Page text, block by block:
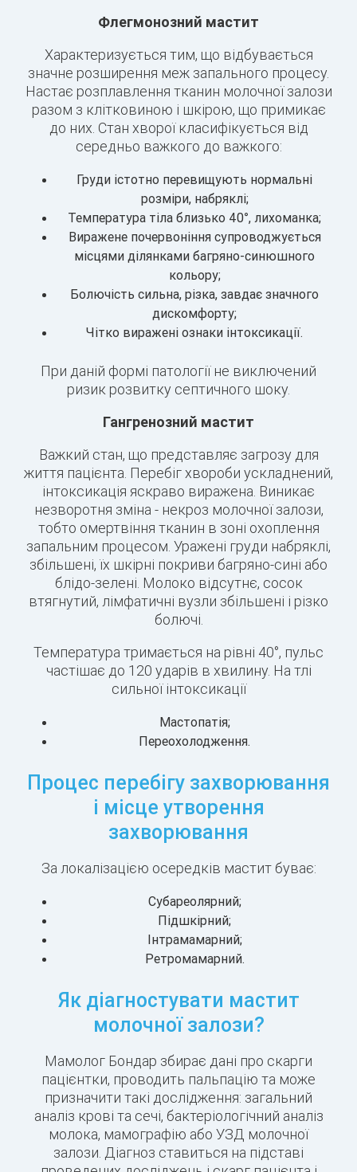
Флегмонозний мастит
Характеризується тим, що відбувається
значне розширення меж запального процесу.
Настає розплавлення тканин молочної залози
разом з клітковиною і шкірою, що примикає
до них. Стан хворої класифікується від
середньо важкого до важкого:
Груди істотно перевищують нормальні
розміри, набряклі;
Температура тіла близько 40°, лихоманка;
Виражене почервоніння супроводжується
місцями ділянками багряно-синюшного
кольору;
Болючість сильна, різка, завдає значного
дискомфорту;
Чітко виражені ознаки інтоксикації.
При даній формі патології не виключений
ризик розвитку септичного шоку.
Гангренозний мастит
Важкий стан, що представляє загрозу для
життя пацієнта. Перебіг хвороби ускладнений,
інтоксикація яскраво виражена. Виникає
незворотня зміна - некроз молочної залози,
тобто омертвіння тканин в зоні охоплення
запальним процесом. Уражені груди набряклі,
збільшені, їх шкірні покриви багряно-сині або
блідо-зелені. Молоко відсутнє, сосок
втягнутий, лімфатичні вузли збільшені і різко
болючі.
Температура тримається на рівні 40°, пульс
частішає до 120 ударів в хвилину. На тлі
сильної інтоксикації
Мастопатія;
Переохолодження.
Процес перебігу захворювання
і місце утворення
захворювання
За локалізацією осередків мастит буває:
Субареолярний;
Підшкірний;
Інтрамамарний;
Ретромамарний.
Як діагностувати мастит
молочної залози?
Мамолог Бондар збирає дані про скарги
пацієнтки, проводить пальпацію та може
призначити такі дослідження: загальний
аналіз крові та сечі, бактеріологічний аналіз
молока, мамографію або УЗД молочної
залози. Діагноз ставиться на підставі